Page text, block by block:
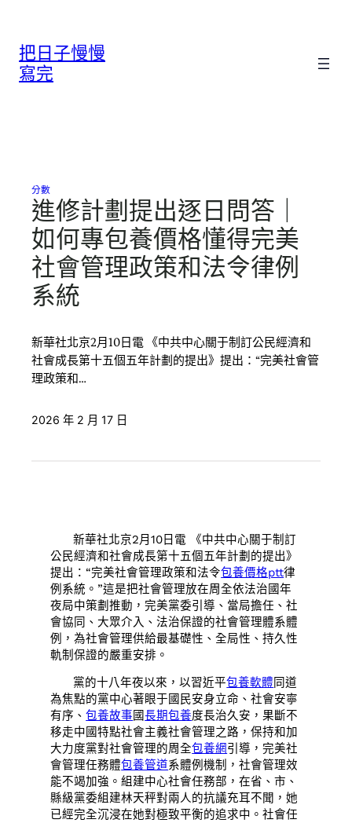
把日子慢慢
寫完
分數
進修計劃提出逐日問答｜
如何專包養價格懂得完美
社會管理政策和法令律例
系統
新華社北京2月10日電 《中共中心關于制訂公民經濟和
社會成長第十五個五年計劃的提出》提出：“完美社會管
理政策和…
2026 年 2 月 17 日
新華社北京2月10日電 《中共中心關于制訂
公民經濟和社會成長第十五個五年計劃的提出》
提出：“完美社會管理政策和法令包養價格ptt律
例系統。”這是把社會管理放在周全依法治國年
夜局中策劃推動，完美黨委引導、當局擔任、社
會協同、大眾介入、法治保證的社會管理體系體
例，為社會管理供給最基礎性、全局性、持久性
軌制保證的嚴重安排。
黨的十八年夜以來，以習近平包養軟體 同道
為焦點的黨中心著眼于國民安身立命、社會安寧
有序、包養故事 國長期包養度長治久安，果斷不
移走中國特點社會主義社會管理之路，保持和加
大力度黨對社會管理的周全包養網引導，完美社
會管理任務體包養管道系體例機制，社會管理效
能不竭加強。組建中心社會任務部，在省、市、
縣級黨委組建林天秤對兩人的抗議充耳不聞，她
已經完全沉浸在她對極致平衡的追求中。社會任